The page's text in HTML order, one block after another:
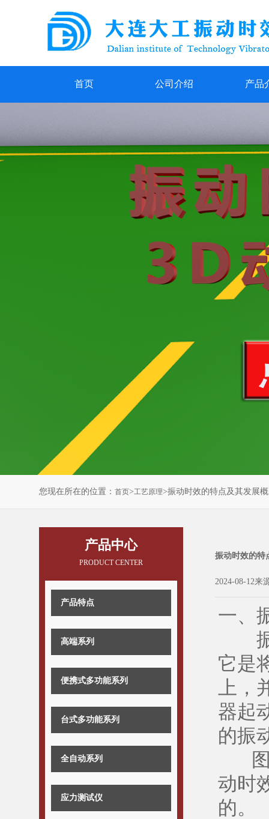
首页 公司介绍 产品
您现在所在的位置： 首页>工艺原理>振动时效的特点及其发展
产品中心
PRODUCT CENTER
产品特点
高端系列
便携式多功能系列
台式多功能系列
全自动系列
应力测试仪
振动时效的特
2024-08-12来
一、
振
它是
上
器起
的振
图
动时
的。